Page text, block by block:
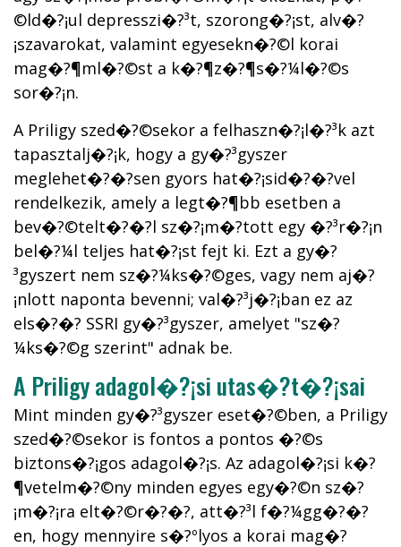
©ld�?¡ul depresszi�?³t, szorong�?¡st, alv�?
¡szavarokat, valamint egyesekn�?©l korai
mag�?¶ml�?©st a k�?¶z�?¶s�?¼l�?©s
sor�?¡n.
A Priligy szed�?©sekor a felhaszn�?¡l�?³k azt
tapasztalj�?¡k, hogy a gy�?³gyszer
meglehet�?�?sen gyors hat�?¡sid�?�?vel
rendelkezik, amely a legt�?¶bb esetben a
bev�?©telt�?�?l sz�?¡m�?­tott egy �?³r�?¡n
bel�?¼l teljes hat�?¡st fejt ki. Ezt a gy�?
³gyszert nem sz�?¼ks�?©ges, vagy nem aj�?
¡nlott naponta bevenni; val�?³j�?¡ban ez az
els�?�? SSRI gy�?³gyszer, amelyet "sz�?
¼ks�?©g szerint" adnak be.
A Priligy adagol�?¡si utas�?­t�?¡sai
Mint minden gy�?³gyszer eset�?©ben, a Priligy
szed�?©sekor is fontos a pontos �?©s
biztons�?¡gos adagol�?¡s. Az adagol�?¡si k�?
¶vetelm�?©ny minden egyes egy�?©n sz�?
¡m�?¡ra elt�?©r�?�?, att�?³l f�?¼gg�?�?
en, hogy mennyire s�?ºlyos a korai mag�?